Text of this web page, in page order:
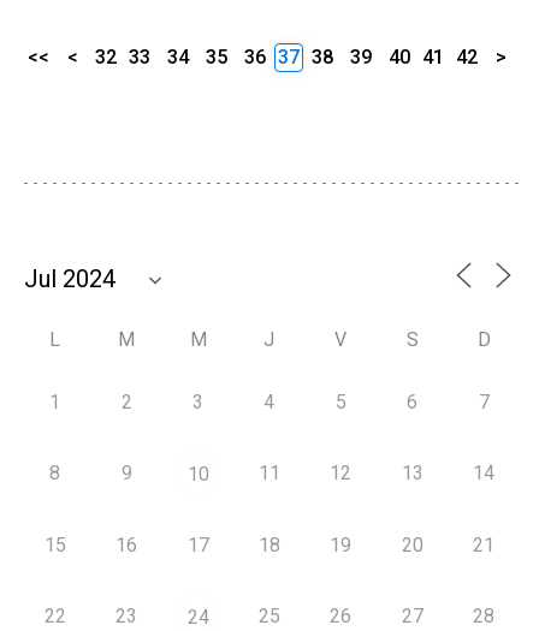
<< < 32 33 34 35 36 37 38 39 40 41 42 >
L M M J V S D
1 2 3 4 5 6 7
8 9 10 11 12 13 14
15 16 17 18 19 20 21
22 23 24 25 26 27 28